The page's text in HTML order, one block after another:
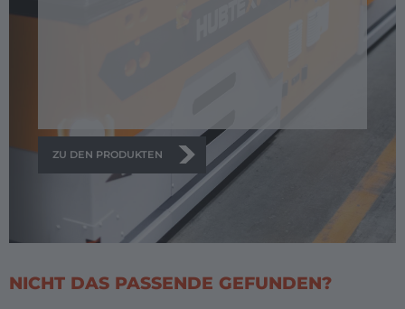
ZU DEN PRODUKTEN
NICHT DAS PASSENDE GEFUNDEN?